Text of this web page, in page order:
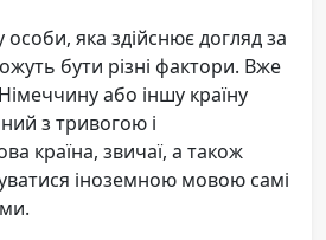
яка здійснює догляд за
бути різні фактори. Вже
або іншу країну
з тривогою і
країна, звичаї, а також
іноземною мовою самі